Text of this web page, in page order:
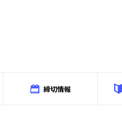
締切情報